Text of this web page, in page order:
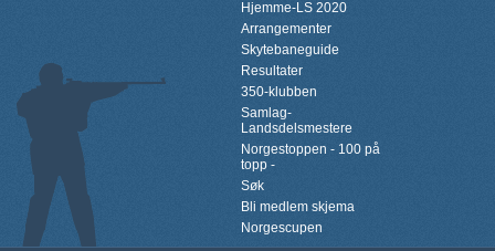
Hjemme-LS 2020
Arrangementer
Skytebaneguide
Resultater
350-klubben
Samlag-
Landsdelsmestere
Norgestoppen - 100 på
topp -
Søk
Bli medlem skjema
Norgescupen